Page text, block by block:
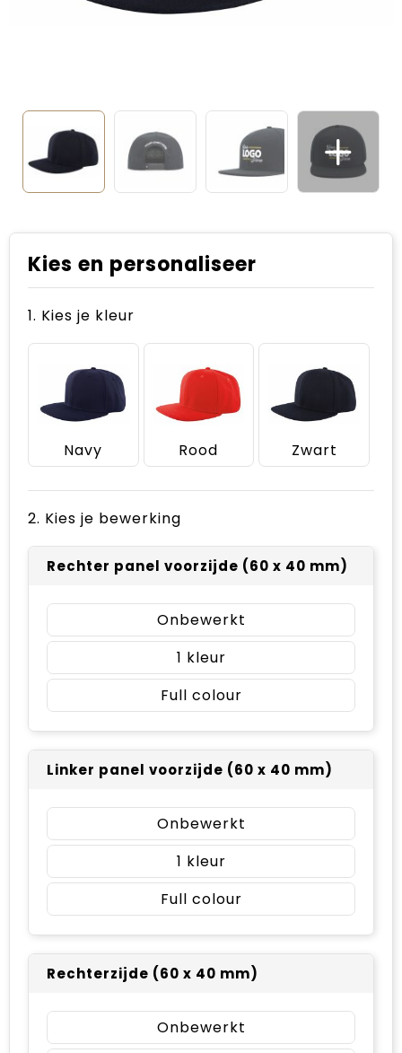
Kies en personaliseer
1. Kies je kleur
Navy Rood Zwart
2. Kies je bewerking
Rechter panel voorzijde (60 x 40 mm)
Onbewerkt
1
Full colour
Linker panel voorzijde (60 x 40 mm)
Onbewerkt
1
Full colour
Rechterzijde (60 x 40 mm)
Onbewerkt